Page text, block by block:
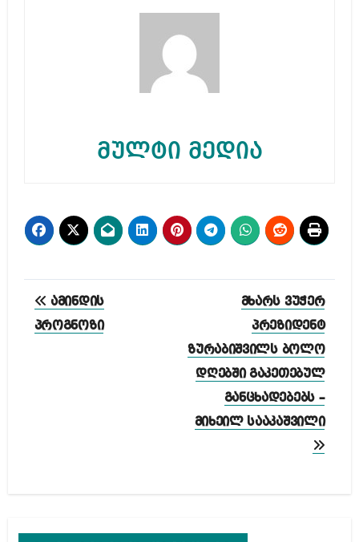
მულტი მედია
პოსტის
ნავიგაცია
ამინდის
პროგნოზი
მხარს ვუჭერ
პრეზიდენტ
ზურაბიშვილს ბოლო
დღებში გაკეთებულ
განცხადებებს –
მიხეილ სააკაშვილი